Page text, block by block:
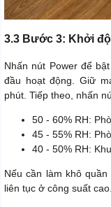
3.3 Bước 3: Khởi
Nhấn nút Power để
đầu hoạt động. Giữ
phút. Tiếp theo, nhấn
50 - 60% RH:
45 - 55% RH:
40 - 50% RH:
Nếu cần làm khô
liên tục ở công suất cao.